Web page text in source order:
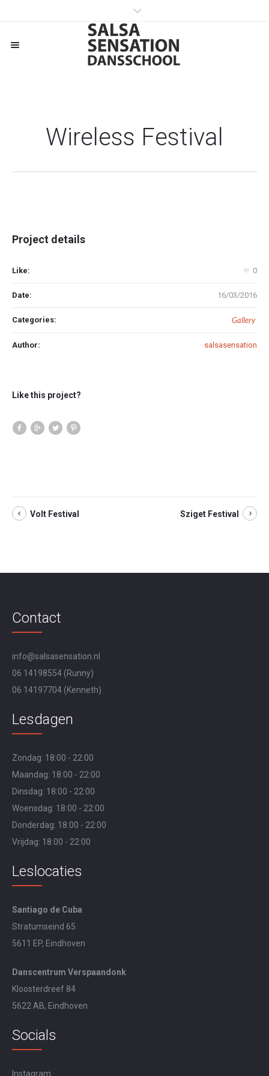
Wireless Festival
Project details
Like: 0
Date: 16/03/2016
Categories: Gallery
Author: salsasensation
Like this project?
Volt Festival Sziget Festival
Contact
info@salsasensation.nl
06 14198554 (Runny)
06 14197704 (Kenneth)
Lesdagen
Zondag: 18:00 - 22:00
Maandag: 18:00 - 22:00
Dinsdag: 18:00 - 22:00
Woensdag: 18:00 - 22:00
Donderdag: 18:00 - 22:00
Vrijdag: 18:00 - 22:00
Leslocaties
Santiago de Cuba
Stratumseind 65
5611 EP, Eindhoven
Danscentrum Verspaandonk
Kloosterdreef 84
5622 AB, Eindhoven
Socials
Instagram